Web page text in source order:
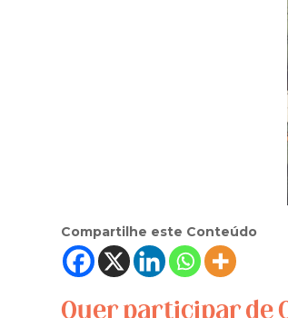
Compartilhe este Conteúdo
Quer participar de